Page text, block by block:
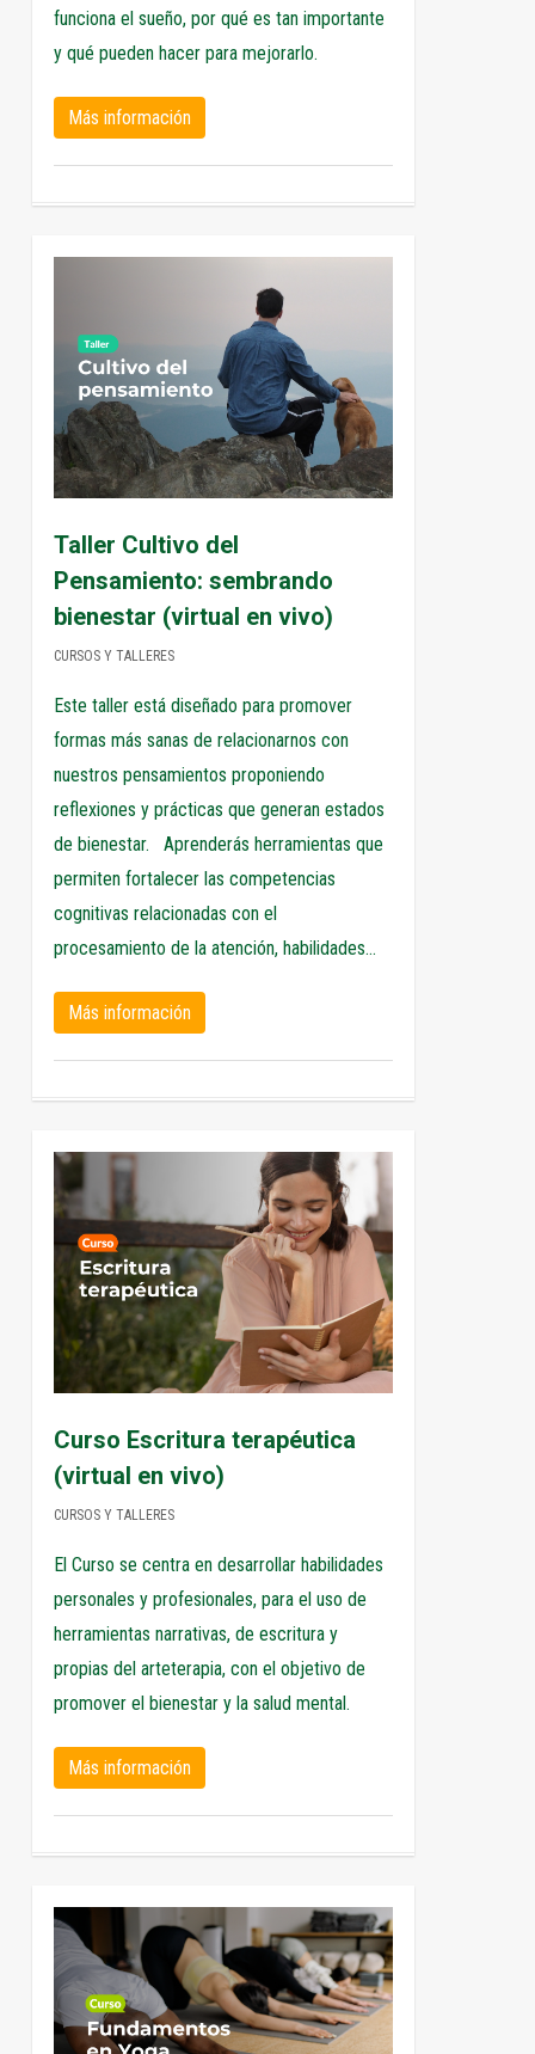
funciona el sueño, por qué es tan importante
y qué pueden hacer para mejorarlo.
Más información
Taller Cultivo del
Pensamiento: sembrando
bienestar (virtual en vivo)
CURSOS Y TALLERES
Este taller está diseñado para promover
formas más sanas de relacionarnos con
nuestros pensamientos proponiendo
reflexiones y prácticas que generan estados
de bienestar. Aprenderás herramientas que
permiten fortalecer las competencias
cognitivas relacionadas con el
procesamiento de la atención, habilidades…
Más información
Curso Escritura terapéutica
(virtual en vivo)
CURSOS Y TALLERES
El Curso se centra en desarrollar habilidades
personales y profesionales, para el uso de
herramientas narrativas, de escritura y
propias del arteterapia, con el objetivo de
promover el bienestar y la salud mental.
Más información
1